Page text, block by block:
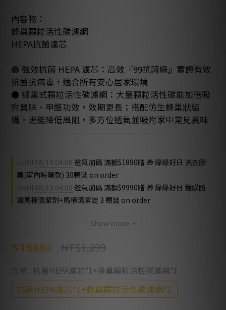
內容物：
蜂巢顆粒活性碳濾網
HEPA抗菌濾芯
🟢 強效抗菌 HEPA 濾芯：高效『99抗菌綠』實證有效
抗菌抗病毒，適合所有安心居家環境
⚫️ 蜂巢式顆粒活性碳濾網：大量顆粒活性碳能加倍吸
附異味、甲醛功效，效期更長；搭配仿生蜂巢狀結
構，更能降低風阻，多方位透氣並吸附家中常見異味
Until 08/13 04:00 爸氣加碼 滿額$1890贈 🎁 綠綠好日 洗衣膠
囊(室內晾曬款) 30顆裝 on order
Until 08/13 04:00 爸氣加碼 滿額$9990贈 🎁 綠綠好日 鍍膜防
護馬桶清潔劑+馬桶清潔錠 3 顆裝 on order
Show more
NT$1,299
NT$880
方案 : 抗菌HEPA濾芯*1+蜂巢顆粒活性碳濾網*1
抗菌HEPA濾芯*1+蜂巢顆粒活性碳濾網*1